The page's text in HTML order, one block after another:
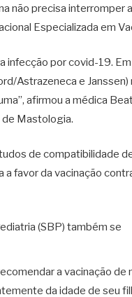
não precisa interromper
Especializada em
por covid-19.
Astrazeneca e
afirmou a médica
Mastologia.
de compatibilidade
a favor da vacinação
(SBP) também se
a vacinação
da idade de seu